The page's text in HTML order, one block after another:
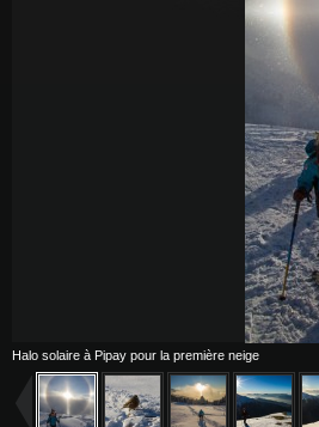
Halo solaire à Pipay pour la première neige